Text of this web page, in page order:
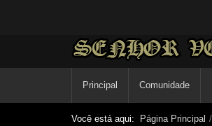
Principal Comunidade
Você está aqui: Página Principal